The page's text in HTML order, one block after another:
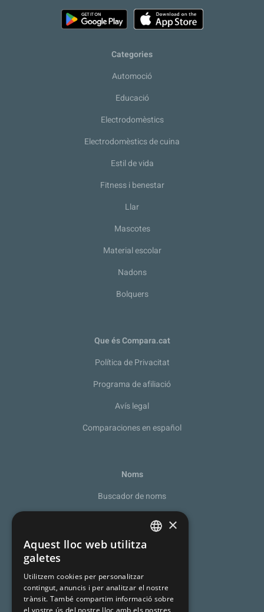
Categories
Automoció
Educació
Electrodomèstics
Electrodomèstics de cuina
Estil de vida
Fitness i benestar
Llar
Mascotes
Material escolar
Nadons
Bolquers
Que és Compara.cat
Política de Privacitat
Programa de afiliació
Avís legal
Comparaciones en español
Noms
Buscador de noms
Recomanador de noms
De la A a la Z
Cognoms catalans
Llista de naixement
ENGLISH
×
Aquest lloc web utilitza
galetes
Utilitzem cookies per personalitzar
contingut, anuncis i per analitzar el nostre
trànsit. També compartim informació sobre
el vostre ús del nostre lloc amb els nostres